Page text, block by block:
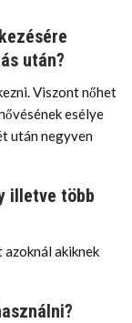
után?
Viszont nőhet
esélye
után negyven
illetve több
azoknál akiknek